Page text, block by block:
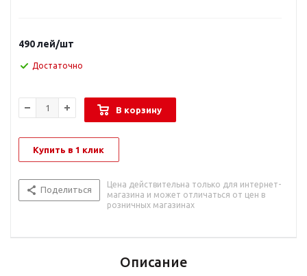
490лей/шт
Достаточно
В корзину
Купить в 1 клик
Поделиться
Цена действительна только для интернет-
магазина и может отличаться от цен в
розничных магазинах
Описание